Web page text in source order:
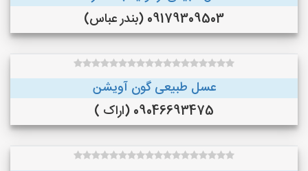
09179309503 (بندر عباس)
عسل طبیعی گون آویشن
09046693475 (اراک )